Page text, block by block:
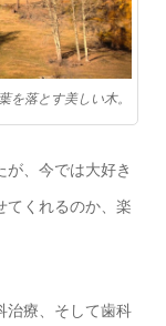
を落とす美しい木。
が、今では大好き
てくれるのか、楽
治療、そして歯科